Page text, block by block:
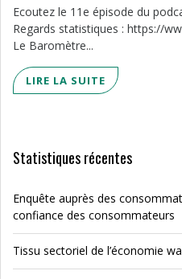
Ecoutez le 11e épisode du
Regards statistiques : https://
Le Baromètre...
LIRE LA SUITE
Statistiques récentes
Enquête auprès des
confiance des consommateurs
Tissu sectoriel de l’économie